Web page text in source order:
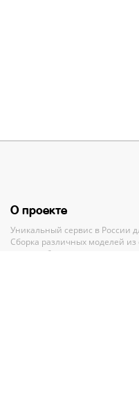
О проекте
Уникальный сервис в России
Сборка различных моделей из
своих наборов, вишлист и